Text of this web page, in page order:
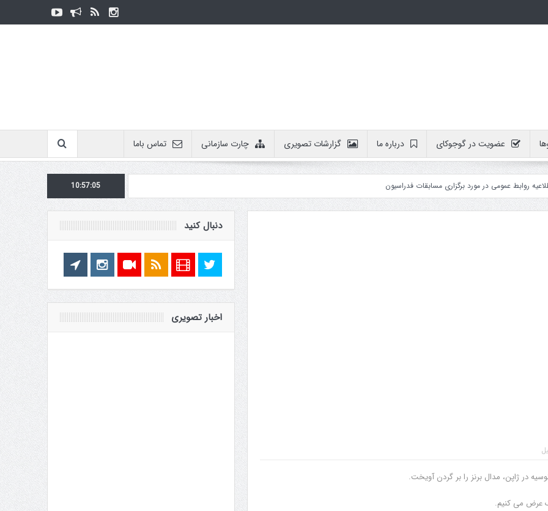
عضویت در گوجوکای درباره ما گزارشات تصویری چارت سازمانی تماس باما
عمومی در مورد برگزاری مسابقات فدراسیون 10:57:06
در ژاپن، مدال برنز را بر گردن آویخت.
عرض می کنیم.
دنبال کنید
اخبار تصویری